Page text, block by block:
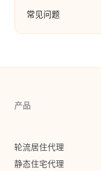
常见问题
产品
轮流居住代理
静态住宅代理